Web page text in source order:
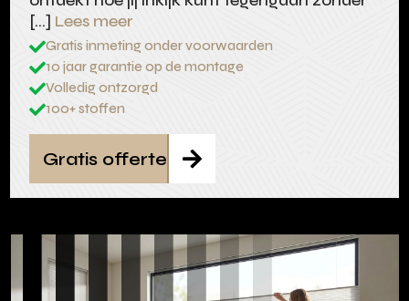
[…] Lees meer
Gratis inmeting onder voorwaarden
10 jaar garantie op de montage
Volledig ontzorgd
100+ stoffen

Gratis offerte